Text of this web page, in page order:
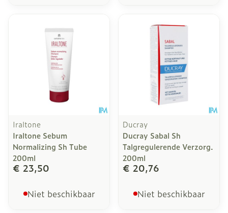
Iraltone
Iraltone Sebum
Normalizing Sh Tube
200ml
€ 23,50
Niet beschikbaar
Ducray
Ducray Sabal Sh
Talgregulerende Verzorg.
200ml
€ 20,76
Niet beschikbaar